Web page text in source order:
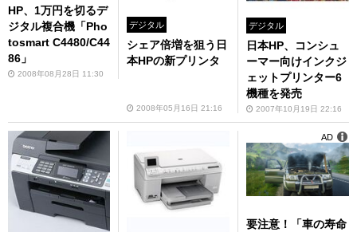
HP、1万円を切るデ
ジタル複合機「Pho
tosmart C4480/C44
86」
2008年08月28日 11:30
デジタル
シェア倍増を狙う日
本HPの新プリンタ
2008年05月16日 21:16
デジタル
日本HP、コンシュ
ーマー向けインクジ
ェットプリンター6
機種を発売
2007年10月19日 22:16
要注意！「車の寿命
AD